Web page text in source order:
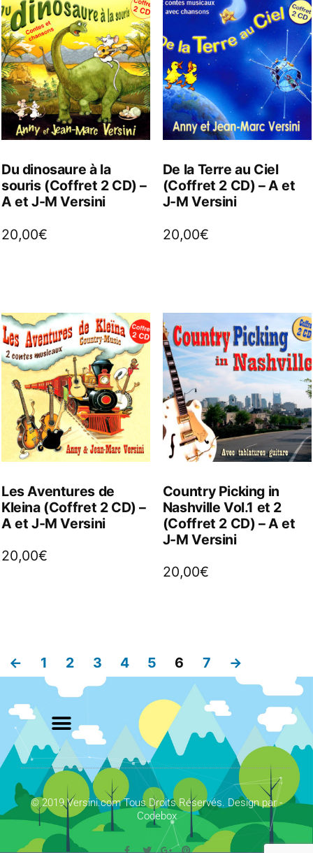
Du dinosaure à la
souris (Coffret 2 CD) –
A et J-M Versini
20,00€
De la Terre au Ciel
(Coffret 2 CD) – A et
J-M Versini
20,00€
Les Aventures de
Kleina (Coffret 2 CD) –
A et J-M Versini
20,00€
Country Picking in
Nashville Vol.1 et 2
(Coffret 2 CD) – A et
J-M Versini
20,00€
← 1 2 3 4 5 6 7 →
© 2019 Versini.com Tous Droits Réservés. Design par -
Codebox